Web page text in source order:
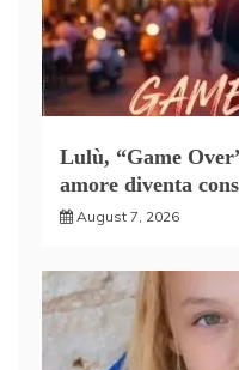
Lulù, “Game
amore diventa
August 7, 2026